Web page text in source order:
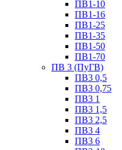
ПВ1-10
ПВ1-16
ПВ1-25
ПВ1-35
ПВ1-50
ПВ1-70
ПВ 3 (ПуГВ)
ПВ3 0,5
ПВ3 0,75
ПВ3 1
ПВ3 1,5
ПВ3 2,5
ПВ3 4
ПВ3 6